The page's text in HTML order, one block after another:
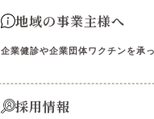
地域の事業主様へ
企業健診や企業団体ワクチンを承
採用情報